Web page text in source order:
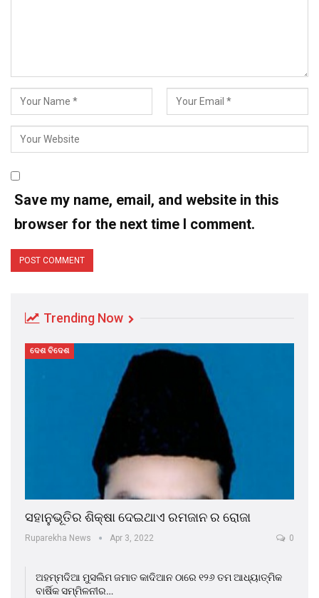
Save my name, email, and website in this
browser for the next time I comment.
Trending Now
ଦେଶ ବିଦେଶ
ସହାନୁଭୂତିର ଶିକ୍ଷା ଦେଇଥାଏ ରମଜାନ ର ରୋଜା
Ruparekha News Apr 3, 2022 0
ଅହମ୍ମଦିଆ ମୁସଲିମ ଜମାତ କାଦିଆନ ଠାରେ ୧୨୬ ତମ ଆଧ୍ୟାତ୍ମିକ
ବାର୍ଷିକ ସମ୍ମିଳନୀର…